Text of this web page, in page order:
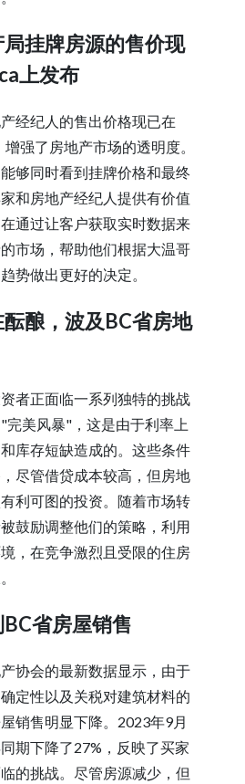
挂牌房源的售价现
上发布
经纪人的售出价格现已在
强了房地产市场的透明度。
够同时看到挂牌价格和最终
和房地产经纪人提供有价值
通过让客户获取实时数据来
市场，帮助他们根据大温哥
势做出更好的决定。
酿，波及BC省房地
者正面临一系列独特的挑战
完美风暴"，这是由于利率上
库存短缺造成的。这些条件
尽管借贷成本较高，但房地
利可图的投资。随着市场转
鼓励调整他们的策略，利用
，在竞争激烈且受限的住房
省房屋销售
协会的最新数据显示，由于
定性以及关税对建筑材料的
销售明显下降。2023年9月
期下降了27%，反映了买家
的挑战。尽管房源减少，但